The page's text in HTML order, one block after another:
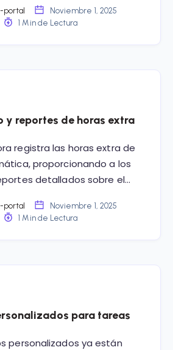
portal
Noviembre 1, 2025
1 Min de Lectura
y reportes de horas extra
registra las horas extra de
proporcionando a los
detallados sobre el…
portal
Noviembre 1, 2025
1 Min de Lectura
para tareas
personalizados ya están